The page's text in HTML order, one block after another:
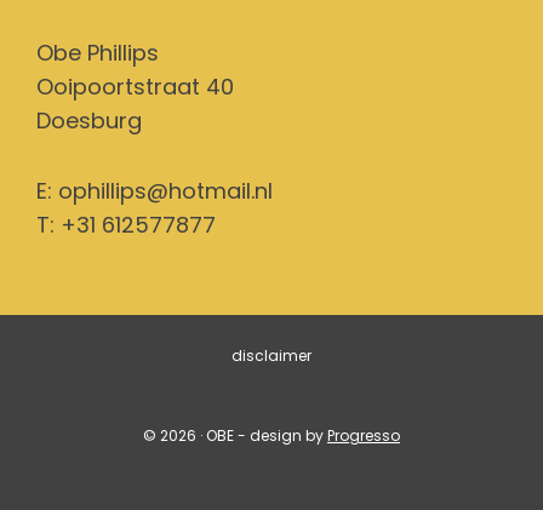
Obe Phillips
Ooipoortstraat 40
Doesburg
E: ophillips@hotmail.nl
T: +31 612577877
disclaimer
© 2026 · OBE - design byProgresso